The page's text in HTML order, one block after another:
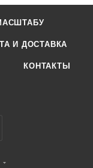
И ДОСТАВКА
КОНТАКТЫ